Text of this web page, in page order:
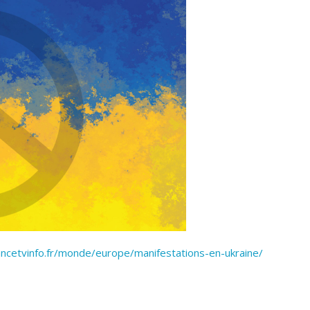
monde/europe/manifestations-en-ukraine/